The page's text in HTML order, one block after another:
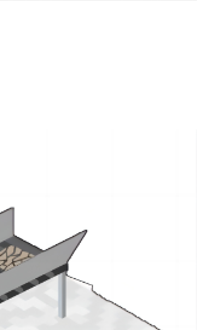
发的3D激光点云